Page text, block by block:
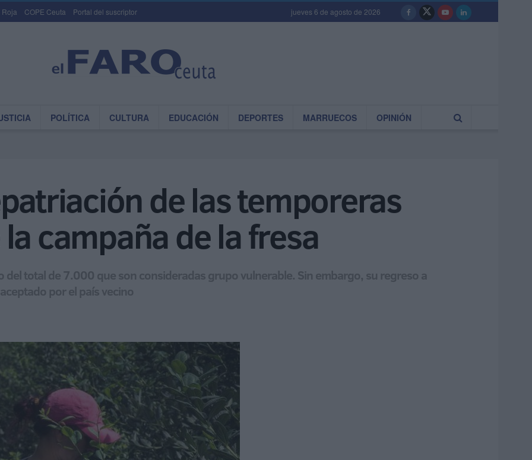
Roja COPE Ceuta Portal del suscriptor jueves 6 de agosto de 2026
POLÍTICA CULTURA EDUCACIÓN DEPORTES MARRUECOS OPINIÓN
de las temporeras
campaña de la fresa
total de 7.000 que son consideradas grupo vulnerable. Sin embargo, su regreso a
por el país vecino